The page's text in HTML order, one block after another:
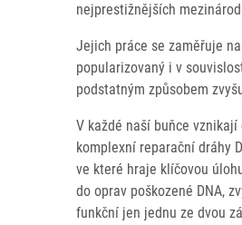
nejprestižnějších
Jejich práce se zaměřuje
popularizovaný i v
podstatným způsobem
V každé naší buňce
komplexní reparační dráhy
ve které hraje klíčovou
do oprav poškozené DNA,
funkční jen jednu ze dvou